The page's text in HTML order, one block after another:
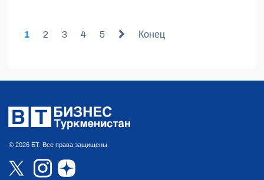
1 2 3 4 5 Конец
© 2026 БТ. Все права защищены.